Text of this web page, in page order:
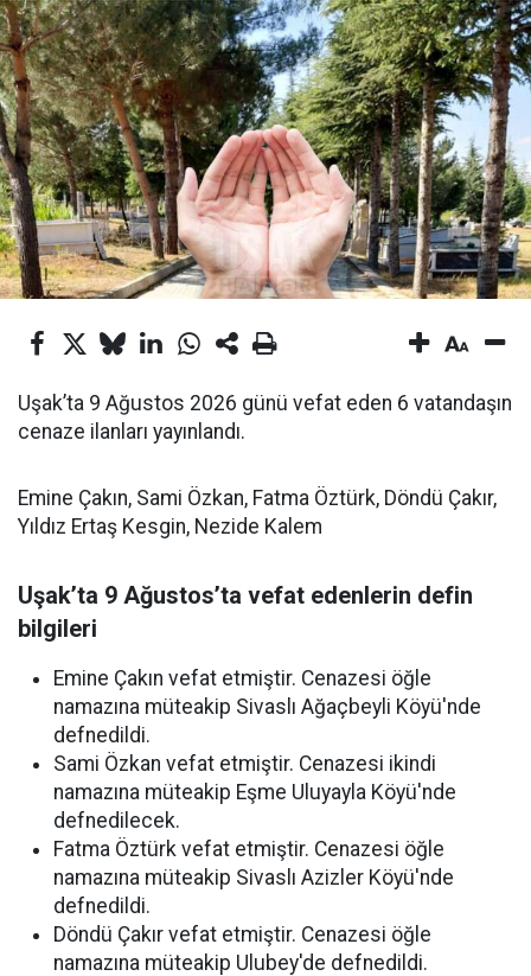
Uşak’ta 9 Ağustos 2026 günü vefat eden 6 vatandaşın
cenaze ilanları yayınlandı.
Emine Çakın, Sami Özkan, Fatma Öztürk, Döndü Çakır,
Yıldız Ertaş Kesgin, Nezide Kalem
Uşak’ta 9 Ağustos’ta vefat edenlerin defin
bilgileri
Emine Çakın vefat etmiştir. Cenazesi öğle
namazına müteakip Sivaslı Ağaçbeyli Köyü'nde
defnedildi.
Sami Özkan vefat etmiştir. Cenazesi ikindi
namazına müteakip Eşme Uluyayla Köyü'nde
defnedilecek.
Fatma Öztürk vefat etmiştir. Cenazesi öğle
namazına müteakip Sivaslı Azizler Köyü'nde
defnedildi.
Döndü Çakır vefat etmiştir. Cenazesi öğle
namazına müteakip Ulubey'de defnedildi.